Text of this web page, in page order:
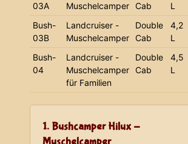
03A
Muschelcamper Cab
L
Bush-
03B
Landcruiser -
Muschelcamper
Double
Cab
4,2
L
Bush-
04
Landcruiser -
Muschelcamper
für Familien
Double
Cab
4,5
L
1. Bushcamper Hilux -